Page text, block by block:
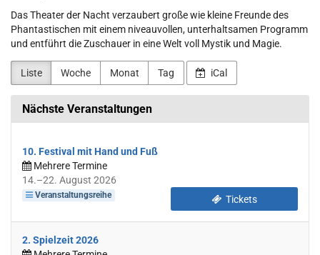
Das Theater der Nacht verzaubert große wie kleine Freunde des
Phantastischen mit einem niveauvollen, unterhaltsamen Programm
und entführt die Zuschauer in eine Welt voll Mystik und Magie.
Liste Woche Monat Tag iCal
Nächste Veranstaltungen
10. Festival mit Hand und Fuß
Mehrere Termine
14.–bis
22. August 2026
Veranstaltungsreihe Tickets
2. Spielzeit 2026